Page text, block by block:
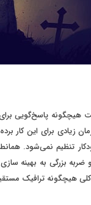
پاسخ‌گویی
زیادی برای این
تنظیم نمی‌شود.
بزرگی به بهینه
هیچگونه ترافیک